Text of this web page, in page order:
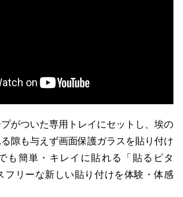
がついた専用トレイにセットし、埃の
隙も与えず画面保護ガラスを貼り付け
も簡単・キレイに貼れる「貼るピタ
フリーな新しい貼り付けを体験・体感